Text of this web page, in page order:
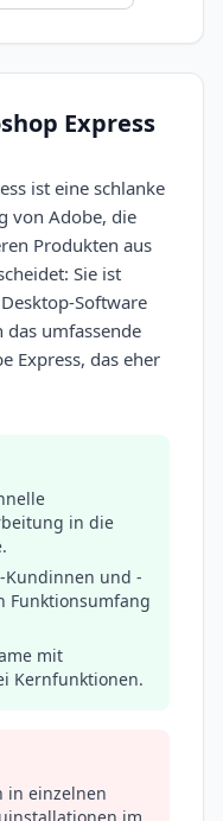
Express
ist eine schlanke
von Adobe, die
Produkten aus
Sie ist
Software
umfassende
Express, das eher
in die
Kundinnen und -
Funktionsumfang
mit
Kernfunktionen.
in einzelnen